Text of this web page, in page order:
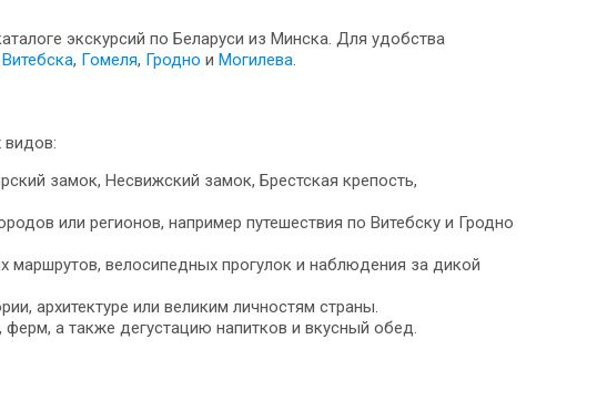
экскурсий по Беларуси из Минска. Для удобства
Витебска, Гомеля, Гродно и Могилева.
видов:
замок, Несвижский замок, Брестская крепость,
или регионов, например путешествия по Витебску и Гродно
маршрутов, велосипедных прогулок и наблюдения за дикой
архитектуре или великим личностям страны.
а также дегустацию напитков и вкусный обед.